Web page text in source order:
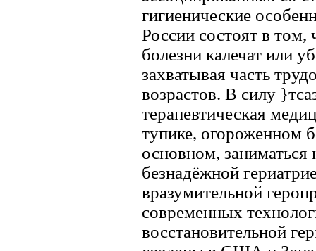
гигиенические
России состоят в
болезни калечат или
захватывая часть
возрастов. В силу
терапевтическая
тупике, огороженном
основном, заниматься
безнадёжной
вразумительной
современных
восстановительной